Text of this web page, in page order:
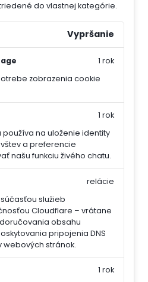
do vlastnej kategórie.
Vypršanie
zobrazenia cookie
1 rok
na uloženie identity
a preferencie
našu funkciu živého chatu.
1 rok
služieb
Cloudflare – vrátane
obsahu
pripojenia DNS
stránok.
relácie
1 rok